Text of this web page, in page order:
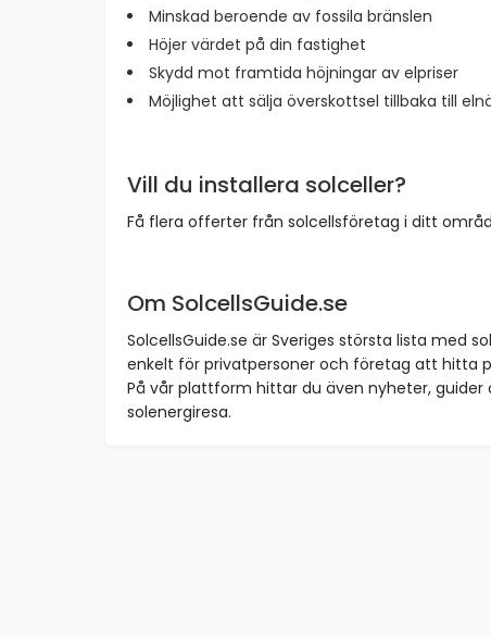
Minskad beroende av fossila bränslen
Höjer värdet på din fastighet
Skydd mot framtida höjningar av elpriser
Möjlighet att sälja överskottsel tillbaka till
Vill du installera solceller?
Få flera offerter från solcellsföretag i ditt
Om SolcellsGuide.se
SolcellsGuide.se är Sveriges största lista med
enkelt för privatpersoner och företag att hitta
På vår plattform hittar du även nyheter, guider
solenergiresa.